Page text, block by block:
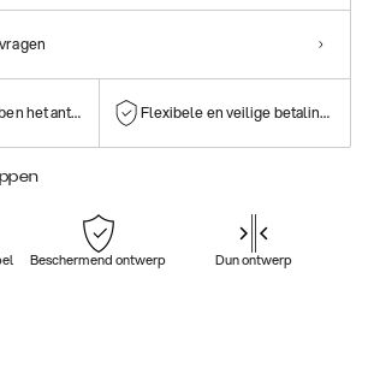
het antwoord! Flexibele en veilige betalingen
Beschermend ontwerp Dun ontwerp